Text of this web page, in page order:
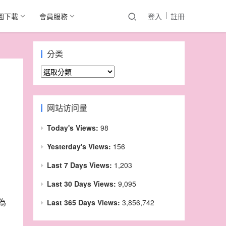
下載 會員服務 登入 註冊
分类
分
类
网站访问量
Today's Views: 98
Yesterday's Views: 156
Last 7 Days Views: 1,203
Last 30 Days Views: 9,095
Last 365 Days Views: 3,856,742